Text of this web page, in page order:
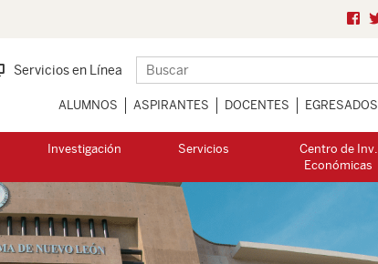
Servicios en Línea
ALUMNOS ASPIRANTES DOCENTES EGRESADOS
Investigación Servicios
Centro de Inv.
Económicas